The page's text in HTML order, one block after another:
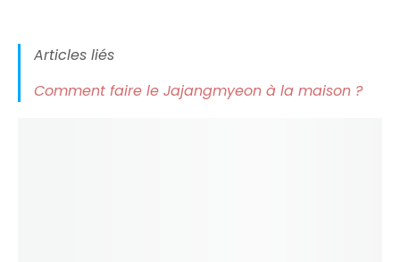
Articles liés
Comment faire le Jajangmyeon à la maison ?